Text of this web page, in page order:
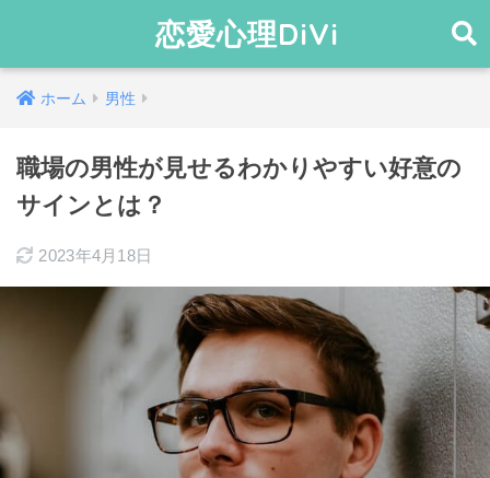
恋愛心理DiVi
ホーム 男性
職場の男性が見せるわかりやすい好意の
サインとは？
2023年4月18日